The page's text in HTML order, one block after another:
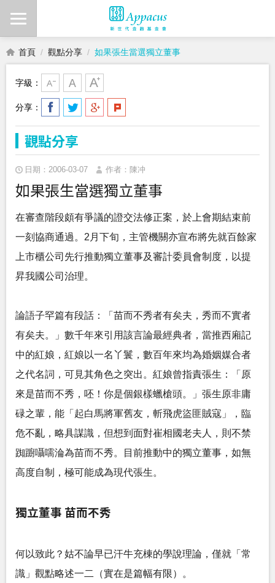
首頁 觀點分享 如果張生當選獨立董事
字級：
分享：
觀點分享
日期：2006-03-07 作者：陳冲
如果張生當選獨立董事
在審查階段頗有爭議的證交法修正案，於上會期結束前
一刻協商通過。2月下旬，主管機關亦宣布將先就百餘家
上市櫃公司先行推動獨立董事及審計委員會制度，以提
昇我國公司治理。
論語子罕篇有段話：「苗而不秀者有矣夫，秀而不實者
有矣夫。」數千年來引用該言論最經典者，當推西廂記
中的紅娘，紅娘以一名丫鬟，數百年來均為婚姻媒合者
之代名詞，可見其角色之突出。紅娘曾指責張生：「原
來是苗而不秀，呸！你是個銀樣蠟槍頭。」張生原非庸
碌之輩，能「起白馬將軍舊友，斬飛虎盜匪賊寇」，臨
危不亂，略具謀識，但想到面對崔相國老夫人，則不禁
踟躕囁嚅淪為苗而不秀。目前推動中的獨立董事，如無
高度自制，極可能成為現代張生。
獨立董事 苗而不秀
何以致此？姑不論早已汗牛充棟的學說理論，僅就「常
識」觀點略述一二（實在是篇幅有限）。